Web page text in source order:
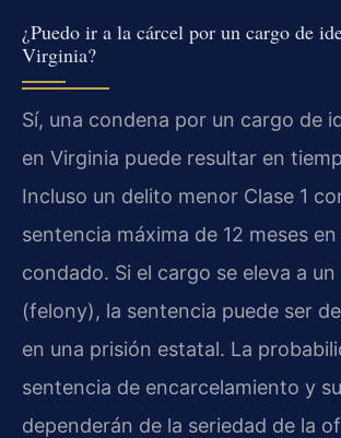
¿Puedo ir a la cárcel por un cargo de
Virginia?
Sí, una condena por un cargo de
en Virginia puede resultar en
Incluso un delito menor Clase 1
sentencia máxima de 12 meses
condado. Si el cargo se eleva a
(felony), la sentencia puede ser
en una prisión estatal. La
sentencia de encarcelamiento y
dependerán de la seriedad de la